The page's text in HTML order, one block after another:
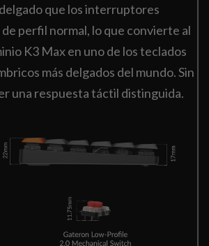
que los interruptores
perfil normal, lo que convierte al
K3 Max en uno de los teclados
más delgados del mundo. Sin
una respuesta táctil distinguida.